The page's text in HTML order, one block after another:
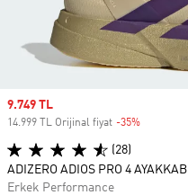
Sale price
9.749 TL
14.999 TL Orijinal fiyat -35%
(28)
ADIZERO ADIOS PRO 4 AYAKKABI
Erkek Performance